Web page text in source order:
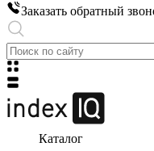
Заказать обратный
Каталог